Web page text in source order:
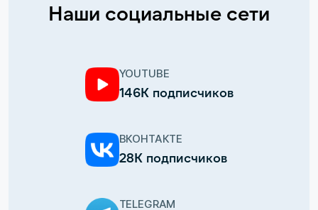
Наши социальные сети
YOUTUBE
146К подписчиков
ВКОНТАКТЕ
28К подписчиков
TELEGRAM